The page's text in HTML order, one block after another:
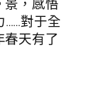
……對于全
天有了